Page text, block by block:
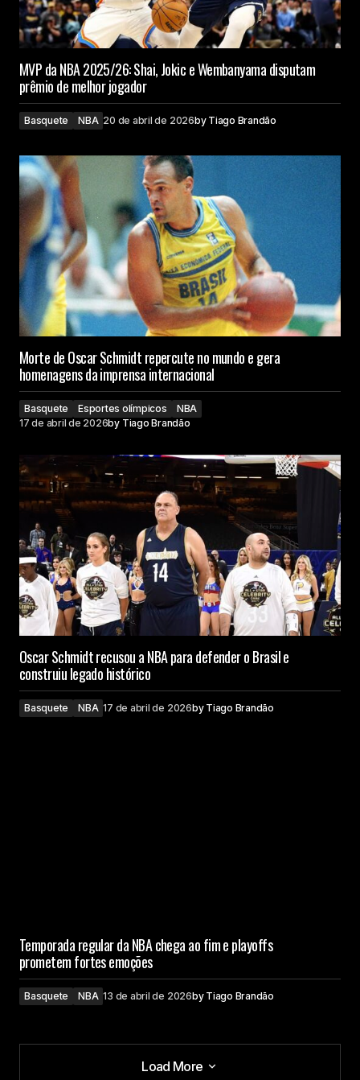
MVP da NBA 2025/26: Shai, Jokic e Wembanyama disputam
prêmio de melhor jogador
Basquete NBA 20 de abril de 2026by Tiago Brandão
Morte de Oscar Schmidt repercute no mundo e gera
homenagens da imprensa internacional
Basquete Esportes olímpicos
NBA
17 de abril de 2026by Tiago Brandão
Oscar Schmidt recusou a NBA para defender o Brasil e
construiu legado histórico
Basquete NBA 17 de abril de 2026by Tiago Brandão
Temporada regular da NBA chega ao fim e playoffs
prometem fortes emoções
Basquete NBA 13 de abril de 2026by Tiago Brandão
Load More